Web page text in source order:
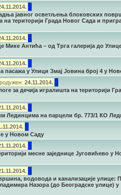
јавног осветљења блоковских
на територији Града Новог Сада и
Мике Антића – од Трга галерија до
пасажа у Улици Змај Јовина број 4 у
24.11.2014.
за дечија игралишта на територији
Лединцима на парцели бр. 773/1 КО
у Новом Саду
месне заједнице Југовићево у
водовода и канализације улице:
Назора (до Београдске улице) у